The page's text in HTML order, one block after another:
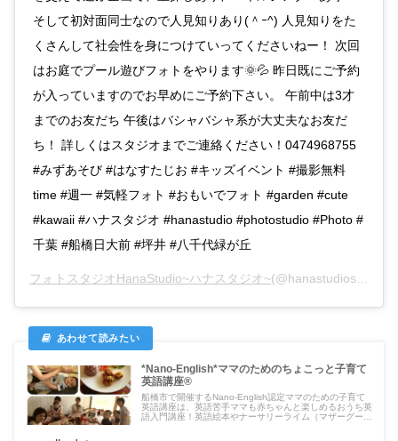
そして初対面同士なので人見知りあり(＾ｰ^) 人見知りをた
くさんして社会性を身につけていってくださいねー！ 次回
はお庭でプール遊びフォトをやります🌞💦 昨日既にご予約
が入っていますのでお早めにご予約下さい。 午前中は3才
までのお友だち 午後はバシャバシャ系が大丈夫なお友だ
ち！ 詳しくはスタジオまでご連絡ください！0474968755
#みずあそび #はなすたじお #キッズイベント #撮影無料
time #週一 #気軽フォト #おもいでフォト #garden #cute
#kawaii #ハナスタジオ #hanastudio #photostudio #Photo #
千葉 #船橋日大前 #坪井 #八千代緑が丘
フォトスタジオHanaStudio~ハナスタジオ~(@hanastudiostory)がシェアした投稿 –
*Nano-English*ママのためのちょこっと子育て
英語講座®
船橋市で開催するNano‐English認定ママのための子育て
英語講座は、英語苦手ママも赤ちゃんと楽しめるおうち英
語入門講座！英語絵本やナーサリーライム（マザーグー